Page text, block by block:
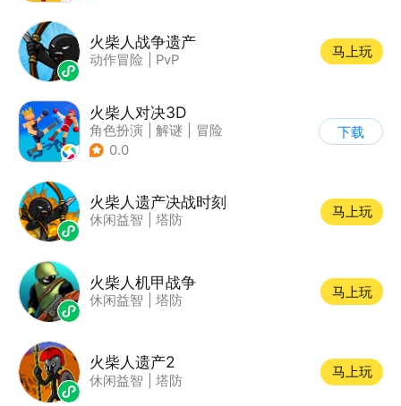
火柴人战争遗产
动作冒险 PvP
马上玩
火柴人对决3D
角色扮演 解谜
冒险
| 挑战破纪录
0.0
下载
火柴人遗产决战时刻
休闲益智 塔防
马上玩
火柴人机甲战争
休闲益智 塔防
马上玩
火柴人遗产2
休闲益智 塔防
马上玩